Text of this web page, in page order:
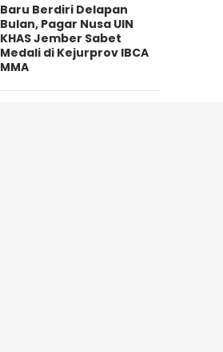
Baru Berdiri Delapan
Bulan, Pagar Nusa UIN
KHAS Jember Sabet
Medali di Kejurprov IBCA
MMA